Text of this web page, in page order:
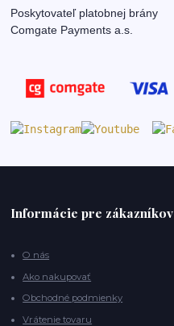
Poskytovateľ platobnej brány
Comgate Payments a.s.
Informácie pre zákazníkov
O nás
Ako nakupovať
Obchodné podmienky
Vrátenie tovaru